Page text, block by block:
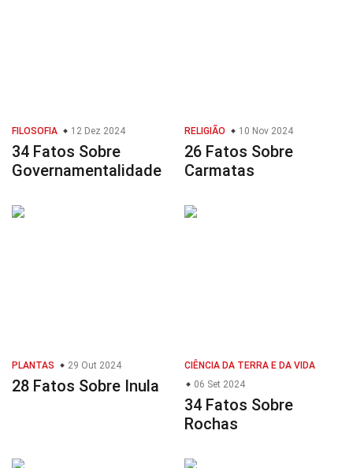
FILOSOFIA 12 Dez 2024
34 Fatos Sobre
Governamentalidade
RELIGIÃO 10 Nov 2024
26 Fatos Sobre
Carmatas
PLANTAS 29 Out 2024
28 Fatos Sobre Inula
CIÊNCIA DA TERRA E DA VIDA
06 Set 2024
34 Fatos Sobre
Rochas